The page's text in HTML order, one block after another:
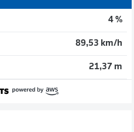
4 %
89,53 km/h
21,37 m